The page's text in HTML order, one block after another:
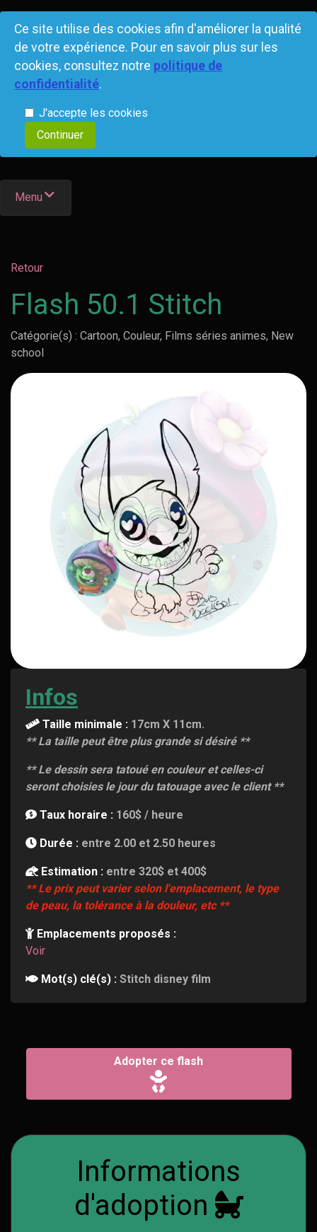
Ce site utilise des cookies afin d'améliorer la qualité
de votre expérience. Pour en savoir plus sur les
cookies, consultez notre politique de
confidentialité.
J'accepte les cookies
Menu
Retour
Flash 50.1 Stitch
Catégorie(s) : Cartoon, Couleur, Films séries animes, New
school
Infos
Taille minimale : 17cm X 11cm.
** La taille peut être plus grande si désiré **
** Le dessin sera tatoué en couleur et celles-ci
seront choisies le jour du tatouage avec le client **
Taux horaire : 160$ / heure
Durée : entre 2.00 et 2.50 heures
Estimation : entre 320$ et 400$
** Le prix peut varier selon l'emplacement, le type
de peau, la tolérance à la douleur, etc **
Emplacements proposés :
Voir
Mot(s) clé(s) : Stitch disney film
Adopter ce flash
Informations
d'adoption